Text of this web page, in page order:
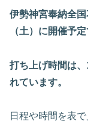
伊勢神宮奉納全
（土）に開催予定
打ち上げ時間は
れています。
日程や時間を表